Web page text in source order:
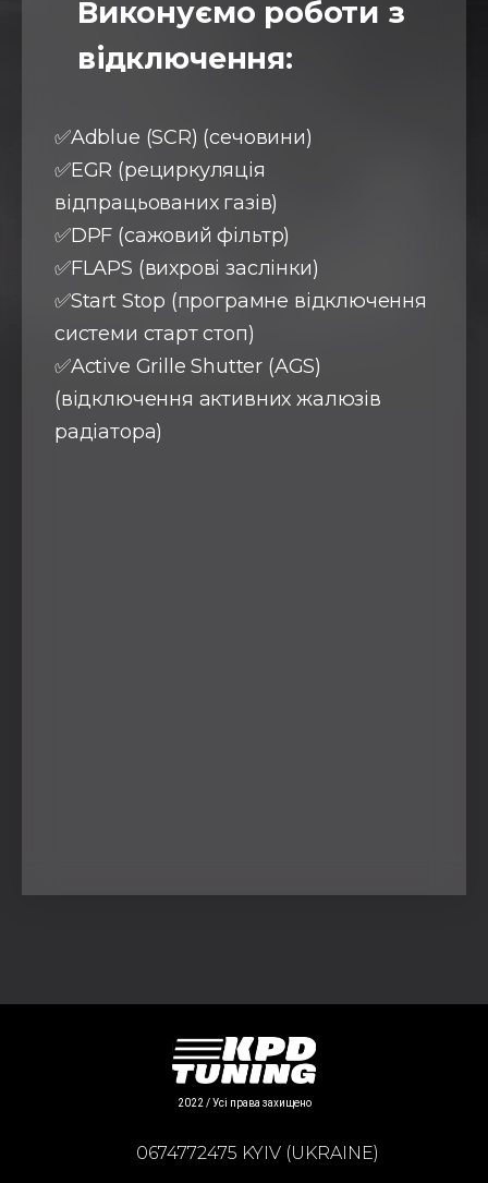
Виконуємо роботи з
відключення:
✅Adblue (SCR) (сечовини)
✅EGR (рециркуляція
відпрацьованих газів)
✅DPF (сажовий фільтр)
✅FLAPS (вихрові заслінки)
✅Start Stop (програмне відключення
системи старт стоп)
✅Active Grille Shutter (AGS)
(відключення активних жалюзів
радіатора)
2022 / Усі права захищено
0674772475 KYIV (UKRAINE)